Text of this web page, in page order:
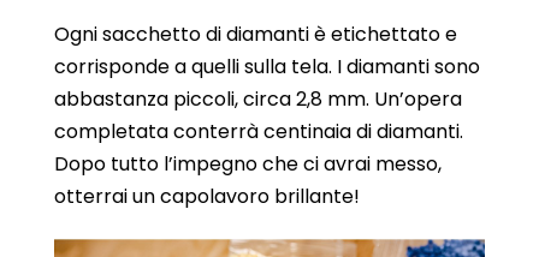
Ogni sacchetto di diamanti è etichettato e
corrisponde a quelli sulla tela. I diamanti sono
abbastanza piccoli, circa 2,8 mm. Un’opera
completata conterrà centinaia di diamanti.
Dopo tutto l’impegno che ci avrai messo,
otterrai un capolavoro brillante!